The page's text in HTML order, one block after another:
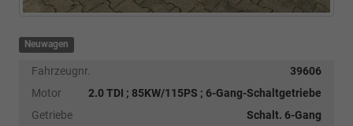
Neuwagen
Fahrzeugnr.
39606
Motor
2.0 TDI ; 85KW/115PS ; 6-Gang-Schaltgetriebe
Getriebe
Schalt. 6-Gang